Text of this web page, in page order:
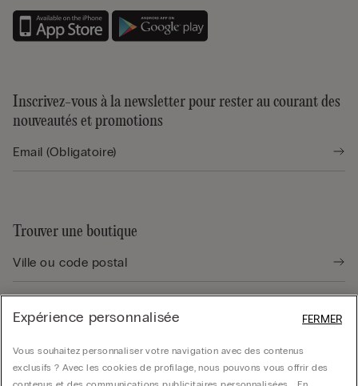
Inscrivez-vous à la newsletter pour rester au courant des
nouveautés et promotions
Trouver une boutique
Expérience personnalisée
Vous souhaitez personnaliser votre navigation avec des contenus
exclusifs ? Avec les cookies de profilage, nous pouvons vous offrir des
FERMER